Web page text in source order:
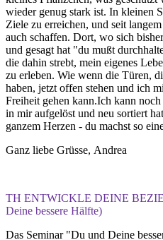
wieder genug stark ist. In kleinen
Ziele zu erreichen, und seit
auch schaffen. Dort, wo sich
und gesagt hat "du mußt
die dahin strebt, mein eigenes
zu erleben. Wie wenn die Türen,
haben, jetzt offen stehen und ich
Freiheit gehen kann.Ich kann
in mir aufgelöst und neu sortiert
ganzem Herzen - du machst so
Ganz liebe Grüsse, Andrea
TH ENTWICKLE DEINE
Deine bessere Hälfte)
Das Seminar "Du und Deine